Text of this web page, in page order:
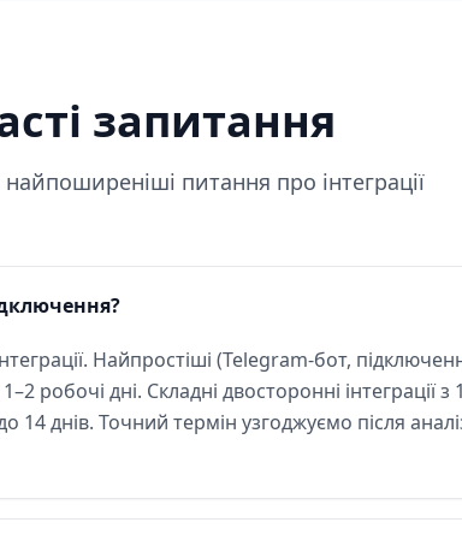
запитання
найпоширеніші питання про інтеграції
Найпростіші (Telegram-бот,
робочі дні. Складні двосторонні інтеграції з
14 днів. Точний термін узгоджуємо після